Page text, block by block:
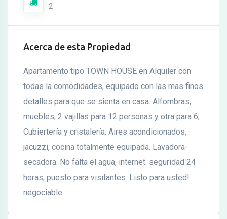
2
Acerca de esta Propiedad
Apartamento tipo TOWN HOUSE en Alquiler con
todas la comodidades, equipado con las mas finos
detalles para que se sienta en casa. Alfombras,
muebles, 2 vajillas para 12 personas y otra para 6,
Cubiertería y cristalería. Aires acondicionados,
jacuzzi, cocina totalmente equipada. Lavadora-
secadora. No falta el agua, internet. seguridad 24
horas, puesto para visitantes. Listo para usted!
negociable